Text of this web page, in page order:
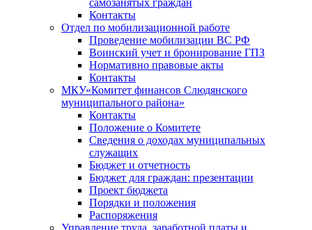
самозанятых граждан
Контакты
Отдел по мобилизационной работе
Проведение мобилизации ВС РФ
Воинский учет и бронирование ГПЗ
Нормативно правовые акты
Контакты
МКУ«Комитет финансов Слюдянского
муниципального района»
Контакты
Положение о Комитете
Сведения о доходах муниципальных
служащих
Бюджет и отчетность
Бюджет для граждан: презентации
Проект бюджета
Порядки и положения
Распоряжения
Управление труда, заработной платы и